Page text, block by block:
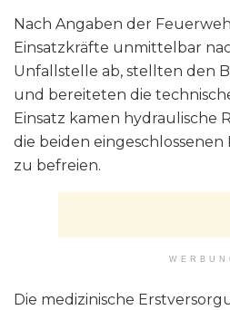
Nach Angaben der
Einsatzkräfte unmittelbar
Unfallstelle ab, stellten den
und bereiteten die
Einsatz kamen hydraulische
die beiden eingeschlossenen
zu befreien.
Die medizinische